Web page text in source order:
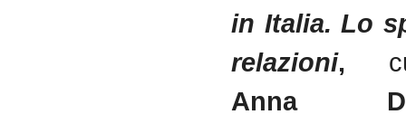
in Italia. Lo
relazioni,
Anna